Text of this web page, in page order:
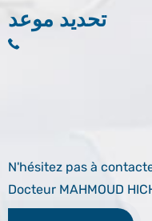
تحديد موعد
N'hésitez pas à
Docteur MAHMOUD